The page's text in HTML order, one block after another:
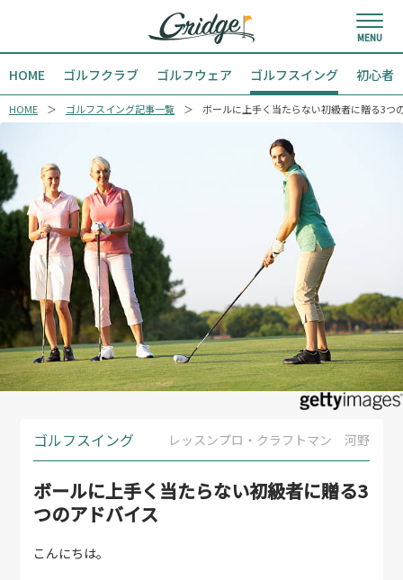
HOME ゴルフクラブ ゴルフウェア ゴルフスイング 初心者
HOME ゴルフスイング記事一覧 ボールに上手く当たらない初級者に贈る3つ
ゴルフスイング レッスンプロ・クラフトマン 河野
ボールに上手く当たらない初級者に贈る3
つのアドバイス
こんにちは。